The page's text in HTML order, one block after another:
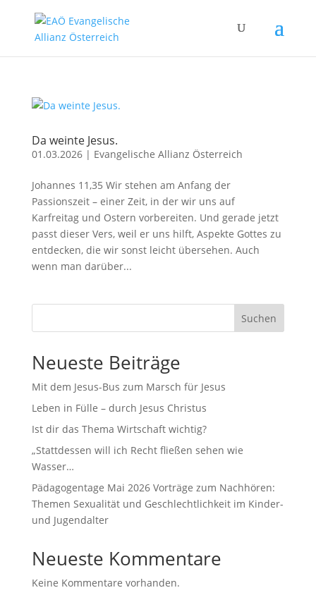
Da weinte Jesus.
01.03.2026| Evangelische Allianz Österreich
Johannes 11,35 Wir stehen am Anfang der
Passionszeit – einer Zeit, in der wir uns auf
Karfreitag und Ostern vorbereiten. Und gerade jetzt
passt dieser Vers, weil er uns hilft, Aspekte Gottes zu
entdecken, die wir sonst leicht übersehen. Auch
wenn man darüber...
Suchen
Neueste Beiträge
Mit dem Jesus-Bus zum Marsch für Jesus
Leben in Fülle – durch Jesus Christus
Ist dir das Thema Wirtschaft wichtig?
„Stattdessen will ich Recht fließen sehen wie
Wasser…
Pädagogentage Mai 2026 Vorträge zum Nachhören:
Themen Sexualität und Geschlechtlichkeit im Kinder-
und Jugendalter
Neueste Kommentare
Keine Kommentare vorhanden.